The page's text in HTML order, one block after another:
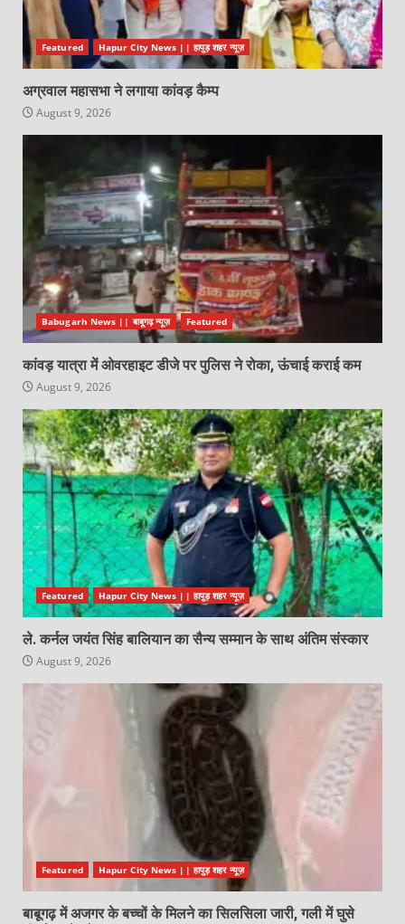
Featured Hapur City News || हापुड़ शहर न्यूज़
अग्रवाल महासभा ने लगाया कांवड़ कैम्प
August 9, 2026
Babugarh News || बाबूगढ़ न्यूज़ Featured
कांवड़ यात्रा में ओवरहाइट डीजे पर पुलिस ने रोका, ऊंचाई कराई कम
August 9, 2026
Featured Hapur City News || हापुड़ शहर न्यूज़
ले. कर्नल जयंत सिंह बालियान का सैन्य सम्मान के साथ अंतिम संस्कार
August 9, 2026
Featured Hapur City News || हापुड़ शहर न्यूज़
बाबूगढ़ में अजगर के बच्चों के मिलने का सिलसिला जारी, गली में घुसे